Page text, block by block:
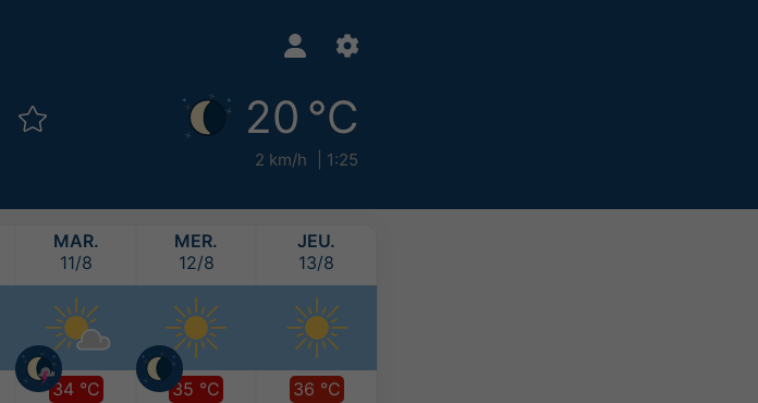
20 °C
2 km/h 1:25
MAR.
11/8
34 °C
MER.
12/8
35 °C
JEU.
13/8
36 °C